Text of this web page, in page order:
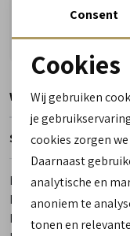
Gratis
Reserveer- en
Winkelvoorraad
Specificaties
Merk
Leveranciercode
Bestelcode
Noodzakelijke
Analytische
Marketing
Consent
Cookies
Wij gebruiken
je
cookies zorgen
Daarnaast
analytische en
anoniem te
tonen en